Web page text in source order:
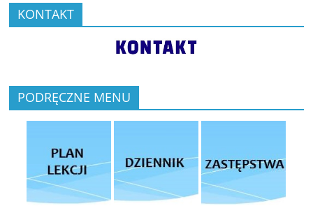
KONTAKT
PODRĘCZNE MENU